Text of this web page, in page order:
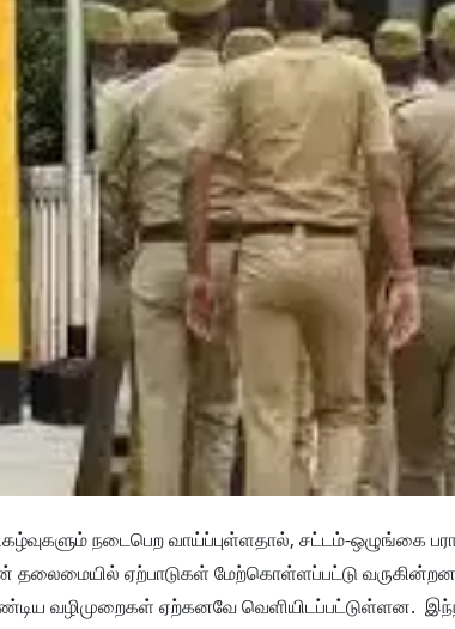
நடைபெற வாய்ப்புள்ளதால், சட்டம்-ஒழுங்கை
தலைமையில் ஏற்பாடுகள் மேற்கொள்ளப்பட்டு
வழிமுறைகள் ஏற்கனவே வெளியிடப்பட்டுள்ளன.